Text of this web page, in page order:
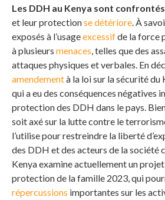
Les DDH au Kenya sont
et leur protectionse détériore. À
exposés à l’usageexcessifde la force
à plusieurs menaces, telles que des
attaques physiques et verbales. En
amendementà la loi sur la sécurité du
qui a eu des conséquences négatives
protection des DDH dans le pays.
soit axé sur la lutte contre le
l’utilise pour restreindre la liberté
des DDH et des acteurs de la société
Kenya examine actuellement un
protection de la famille 2023, qui
répercussions importantes sur les